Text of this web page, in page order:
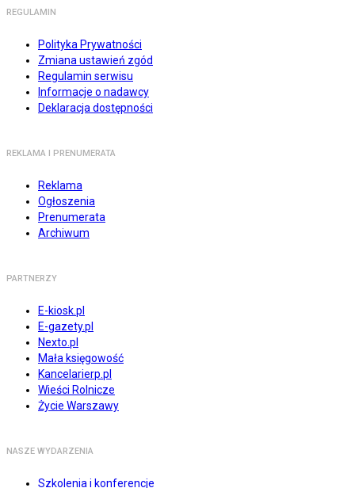
REGULAMIN
Polityka Prywatności
Zmiana ustawień zgód
Regulamin serwisu
Informacje o nadawcy
Deklaracja dostępności
REKLAMA I PRENUMERATA
Reklama
Ogłoszenia
Prenumerata
Archiwum
PARTNERZY
E-kiosk.pl
E-gazety.pl
Nexto.pl
Mała księgowość
Kancelarierp.pl
Wieści Rolnicze
Życie Warszawy
NASZE WYDARZENIA
Szkolenia i konferencje